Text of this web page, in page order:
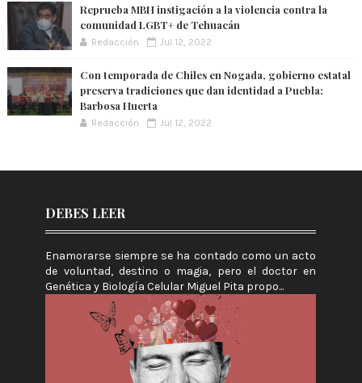
Reprueba MBH instigación a la violencia contra la
comunidad LGBT+ de Tehuacán
Redacción Jul 12, 2022
Con temporada de Chiles en Nogada, gobierno estatal
preserva tradiciones que dan identidad a Puebla:
Barbosa Huerta
Redacción Jul 12, 2022
DEBES LEER
Enamorarse siempre se ha contado como un acto
de voluntad, destino o magia, pero el doctor en
Genética y Biología Celular Miguel Pita propo...